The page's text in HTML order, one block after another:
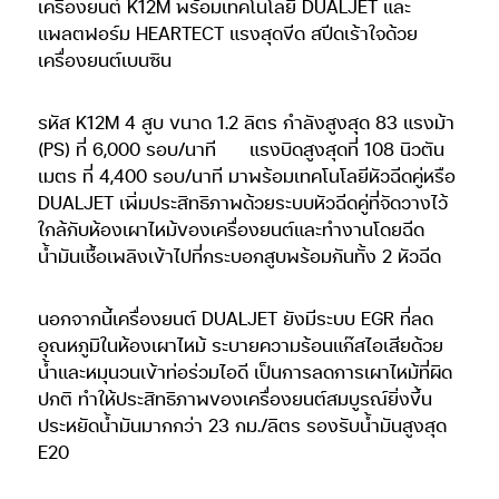
เครื่องยนต์ K12M พร้อมเทคโนโลยี DUALJET และ
แพลตฟอร์ม HEARTECT แรงสุดขีด สปีดเร้าใจด้วย
เครื่องยนต์เบนซิน
รหัส K12M 4 สูบ ขนาด 1.2 ลิตร กำลังสูงสุด 83 แรงม้า
(PS) ที่ 6,000 รอบ/นาที
แรงบิดสูงสุดที่ 108 นิวตัน
เมตร ที่ 4,400 รอบ/นาที มาพร้อมเทคโนโลยีหัวฉีดคู่หรือ
DUALJET เพิ่มประสิทธิภาพด้วยระบบหัวฉีดคู่ที่จัดวางไว้
ใกล้กับห้องเผาไหม้ของเครื่องยนต์และทำงานโดยฉีด
น้ำมันเชื้อเพลิงเข้าไปที่กระบอกสูบพร้อมกันทั้ง 2 หัวฉีด
นอกจากนี้เครื่องยนต์ DUALJET ยังมีระบบ EGR ที่ลด
อุณหภูมิในห้องเผาไหม้ ระบายความร้อนแก๊สไอเสียด้วย
น้ำและหมุนวนเข้าท่อร่วมไอดี เป็นการลดการเผาไหม้ที่ผิด
ปกติ ทำให้ประสิทธิภาพของเครื่องยนต์สมบูรณ์ยิ่งขึ้น
ประหยัดน้ำมันมากกว่า 23 กม./ลิตร รองรับน้ำมันสูงสุด
E20